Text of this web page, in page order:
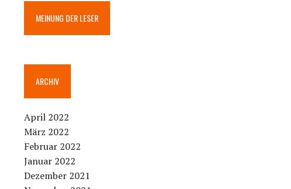
MEINUNG DER LESER
ARCHIV
April 2022
März 2022
Februar 2022
Januar 2022
Dezember 2021